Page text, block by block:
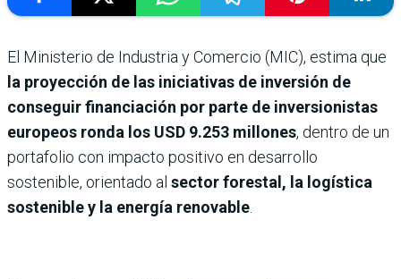
El Ministerio de Industria y Comercio (MIC), estima que
la proyección de las iniciativas de inversión de
conseguir financiación por parte de inversionistas
europeos ronda los USD 9.253 millones, dentro de un
portafolio con impacto positivo en desarrollo
sostenible, orientado al sector forestal, la logística
sostenible y la energía renovable.